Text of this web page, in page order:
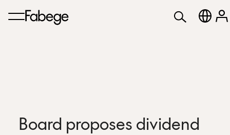
Board proposes dividend